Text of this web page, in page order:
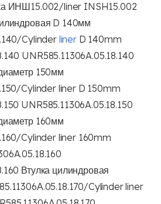
ИНШ15.002/liner INSH15.002
D 140мм
Cylinder linerD 140mm
UNR585.11306A.05.18.140
150мм
Cylinder liner D 150mm
UNR585.11306A.05.18.150
160мм
Cylinder liner 160mm
Втулка цилиндровая
Cylinder liner